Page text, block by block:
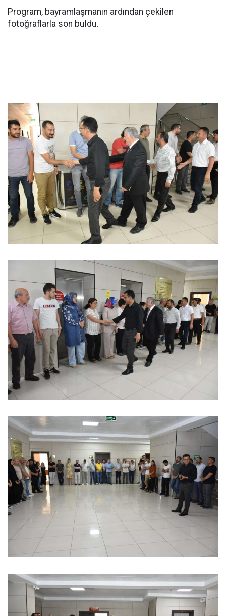
Program, bayramlaşmanın ardından çekilen
fotoğraflarla son buldu.